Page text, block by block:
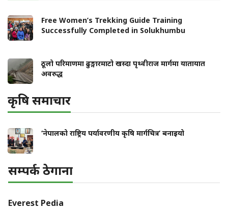
Free Women’s Trekking Guide Training
Successfully Completed in Solukhumbu
ठूलो परिमाणमा ढुङ्गारमाटो खस्दा पृथ्वीराज मार्गमा यातायात
अवरुद्ध
कृषि समाचार
‘नेपालको राष्ट्रिय पर्यावरणीय कृषि मार्गचित्र’ बनाइयो
सम्पर्क ठेगाना
Everest Pedia